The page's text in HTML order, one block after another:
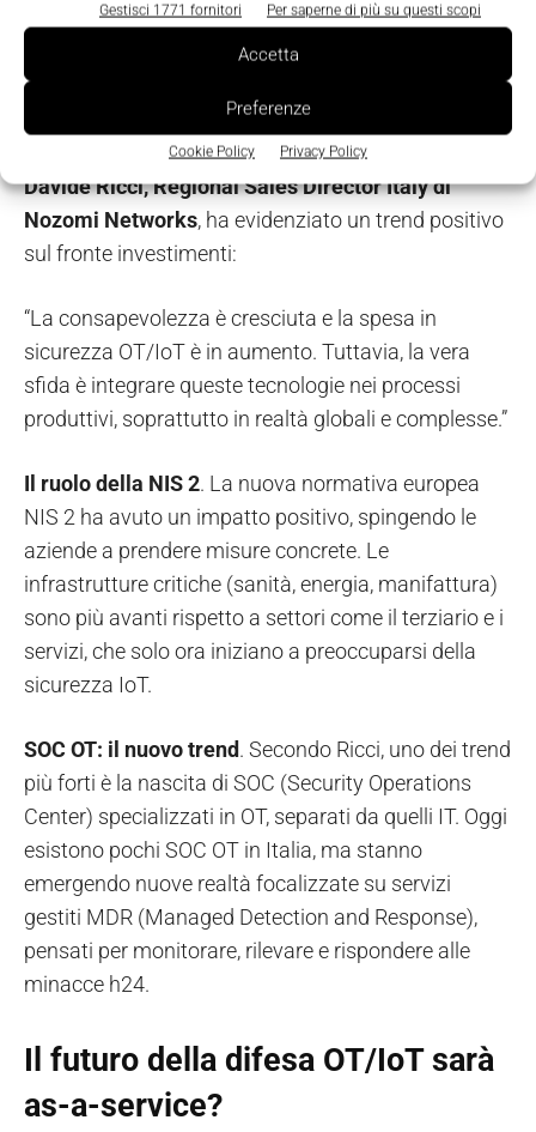
Gestisci 1771 fornitori Per saperne di più su questi scopi
Accetta
Preferenze
Cookie Policy Privacy Policy
Davide Ricci
Davide Ricci, Regional Sales Director Italy di
Nozomi Networks, ha evidenziato un trend positivo
sul fronte investimenti:
“La consapevolezza è cresciuta e la spesa in
sicurezza OT/IoT è in aumento. Tuttavia, la vera
sfida è integrare queste tecnologie nei processi
produttivi, soprattutto in realtà globali e complesse.”
Il ruolo della NIS 2. La nuova normativa europea
NIS 2 ha avuto un impatto positivo, spingendo le
aziende a prendere misure concrete. Le
infrastrutture critiche (sanità, energia, manifattura)
sono più avanti rispetto a settori come il terziario e i
servizi, che solo ora iniziano a preoccuparsi della
sicurezza IoT.
SOC OT: il nuovo trend. Secondo Ricci, uno dei trend
più forti è la nascita di SOC (Security Operations
Center) specializzati in OT, separati da quelli IT. Oggi
esistono pochi SOC OT in Italia, ma stanno
emergendo nuove realtà focalizzate su servizi
gestiti MDR (Managed Detection and Response),
pensati per monitorare, rilevare e rispondere alle
minacce h24.
Il futuro della difesa OT/IoT sarà
as-a-service?